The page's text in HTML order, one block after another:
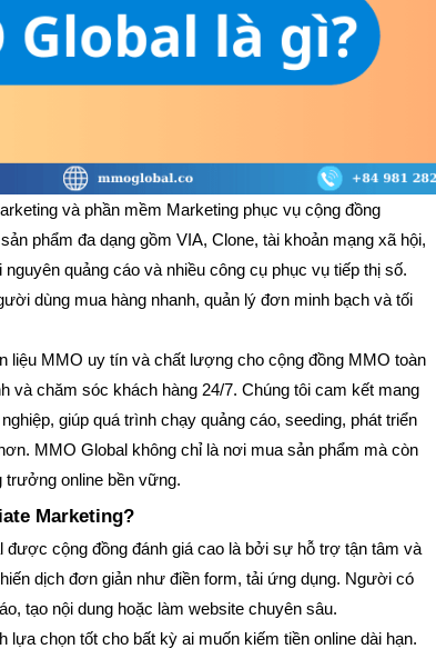
và phần mềm Marketing phục vụ cộng đồng
phẩm đa dạng gồm VIA, Clone, tài khoản mạng xã hội,
quảng cáo và nhiều công cụ phục vụ tiếp thị số.
dùng mua hàng nhanh, quản lý đơn minh bạch và tối
liệu MMO uy tín và chất lượng cho cộng đồng MMO toàn
và chăm sóc khách hàng 24/7. Chúng tôi cam kết mang
giúp quá trình chạy quảng cáo, seeding, phát triển
MMO Global không chỉ là nơi mua sản phẩm mà còn
trưởng online bền vững.
Marketing?
được cộng đồng đánh giá cao là bởi sự hỗ trợ tận tâm và
dịch đơn giản như điền form, tải ứng dụng. Người có
tạo nội dung hoặc làm website chuyên sâu.
chọn tốt cho bất kỳ ai muốn kiếm tiền online dài hạn.